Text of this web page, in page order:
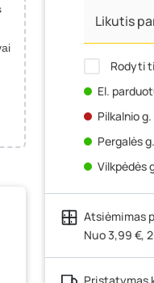
pilkos spalvos
Rodyti
El.
Pilkalnio
Pergalės
Vilkpėdės
Ateities g.
Kauno r.,
Kaunas - 96
Šilutės pl.
Atsiėmimas
Nuo 3,99 €,